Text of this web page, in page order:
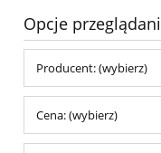
Opcje
Producent: (wybierz)
Cena: (wybierz)